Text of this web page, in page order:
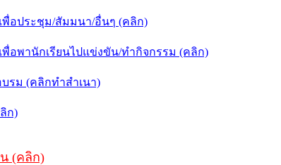
อประชุม/สัมมนา/อื่นๆ (คลิก)
อพานักเรียนไปแข่งขัน/ทำกิจกรรม (คลิก)
รม (คลิกทำสำเนา)
ก)
(คลิก)